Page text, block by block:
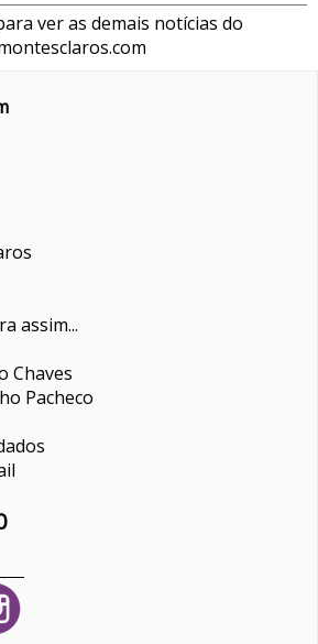
ver as demais notícias do
assim...
Chaves
Pacheco